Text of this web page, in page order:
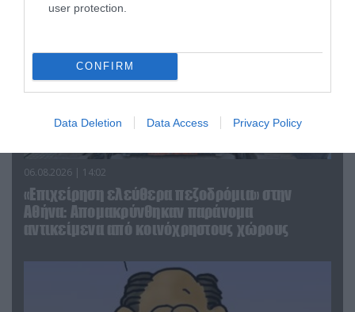
user protection.
CONFIRM
Data Deletion Data Access Privacy Policy
06.08.2026 | 14:02
«Επιχείρηση ελεύθερα πεζοδρόμια» στην
Αθήνα: Απομακρύνθηκαν παράνομα
αντικείμενα από κοινόχρηστους χώρους